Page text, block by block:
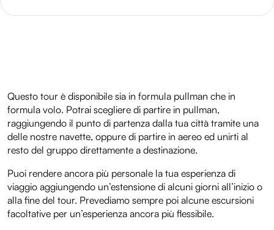
Questo tour è disponibile sia in formula pullman che in
formula volo. Potrai scegliere di partire in pullman,
raggiungendo il punto di partenza dalla tua città tramite una
delle nostre navette, oppure di partire in aereo ed unirti al
resto del gruppo direttamente a destinazione.
Puoi rendere ancora più personale la tua esperienza di
viaggio aggiungendo un’estensione di alcuni giorni all’inizio o
alla fine del tour. Prevediamo sempre poi alcune escursioni
facoltative per un’esperienza ancora più flessibile.